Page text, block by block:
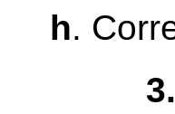
h.
3